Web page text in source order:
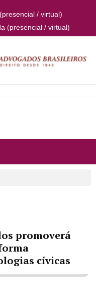
/ virtual)
(presencial / virtual)
promoverá
cívicas